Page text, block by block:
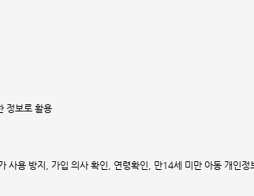
정보로 활용
사용 방지, 가입 의사 확인, 연령확인, 만14세 미만 아동 개인